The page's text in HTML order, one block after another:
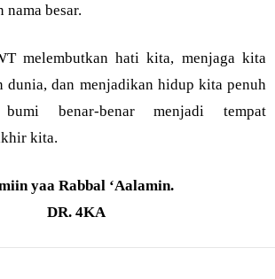
nama besar.
melembutkan hati kita, menjaga kita
dunia, dan menjadikan hidup kita penuh
benar-benar menjadi tempat
kita.
yaa Rabbal ‘Aalamin.
DR. 4KA